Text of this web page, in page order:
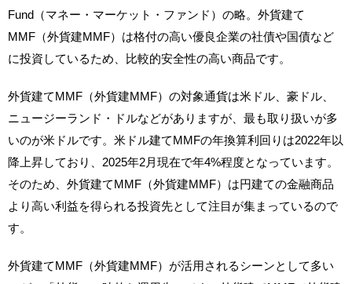
Fund（マネー・マーケット・ファンド）の略。外貨建て
MMF（外貨建MMF）は格付の高い優良企業の社債や国債など
に投資しているため、比較的安全性の高い商品です。
外貨建てMMF（外貨建MMF）の対象通貨は米ドル、豪ドル、
ニュージーランド・ドルなどがありますが、最も取り扱いが多
いのが米ドルです。米ドル建てMMFの年換算利回りは2022年以
降上昇しており、2025年2月現在で年4%程度となっています。
そのため、外貨建てMMF（外貨建MMF）は円建ての金融商品
より高い利益を得られる投資先として注目が集まっているので
す。
外貨建てMMF（外貨建MMF）が活用されるシーンとして多い